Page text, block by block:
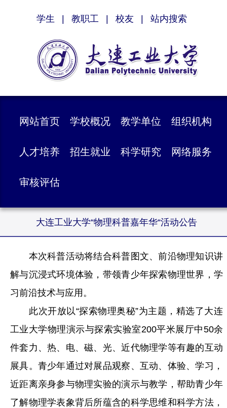
学生 教职工 校友 站内搜索
网站首页 学校概况 教学单位 组织机构
人才培养 招生就业 科学研究 网络服务
审核评估
大连工业大学“物理科普嘉年华“活动公告
本次科普活动将结合科普图文、前沿物理知识讲
解与沉浸式环境体验，带领青少年探索物理世界，学
习前沿技术与应用。
此次开放以“探索物理奥秘”为主题，精选了大连
工业大学物理演示与探索实验室200平米展厅中50余
件套力、热、电、磁、光、近代物理学等有趣的互动
展具。青少年通过对展品观察、互动、体验、学习，
近距离亲身参与物理实验的演示与教学，帮助青少年
了解物理学表象背后所蕴含的科学思维和科学方法，